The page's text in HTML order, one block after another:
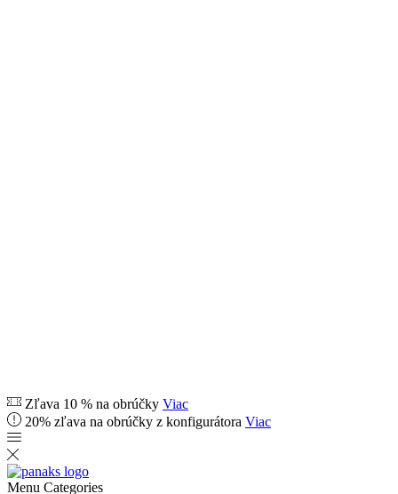
Zľava 10 % na obrúčky Viac
20% zľava na obrúčky z konfigurátora Viac
Menu Categories